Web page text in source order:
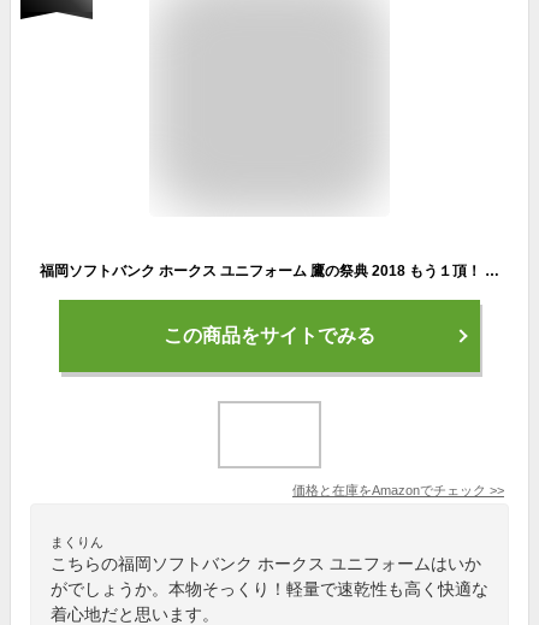
福岡ソフトバンク ホークス ユニフォーム 鷹の祭典 2018 もう１頂！ ゴールデンストライプ HAWKS Majestic Ｌサイズ ユニホーム
この商品をサイトでみる
価格と在庫をAmazonでチェック >>
まくりん
こちらの福岡ソフトバンク ホークス ユニフォームはいか
がでしょうか。本物そっくり！軽量で速乾性も高く快適な
着心地だと思います。